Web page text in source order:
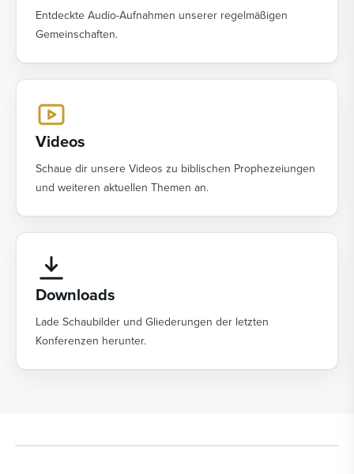
Entdeckte Audio-Aufnahmen unserer regelmäßigen
Gemeinschaften.
Videos
Schaue dir unsere Videos zu biblischen Prophezeiungen
und weiteren aktuellen Themen an.
Downloads
Lade Schaubilder und Gliederungen der letzten
Konferenzen herunter.